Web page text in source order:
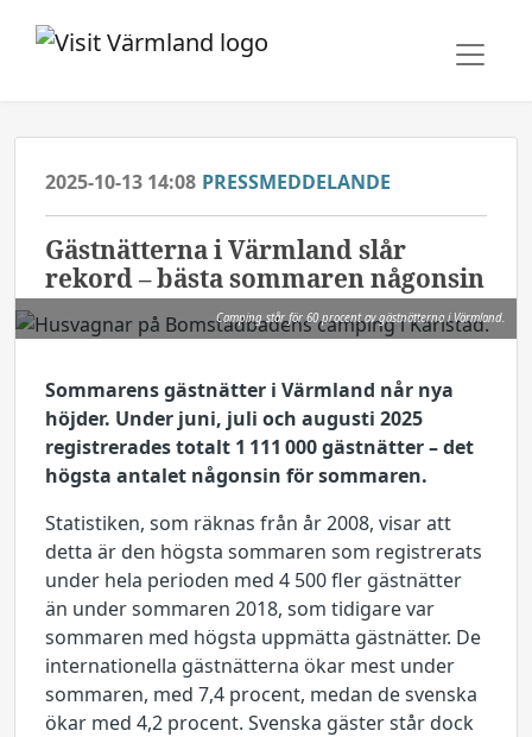
2025-10-13 14:08 PRESSMEDDELANDE
Gästnätterna i Värmland slår
rekord – bästa sommaren någonsin
Camping står för 60 procent av gästnätterna i Värmland.
Sommarens gästnätter i Värmland når nya
höjder. Under juni, juli och augusti 2025
registrerades totalt 1 111 000 gästnätter – det
högsta antalet någonsin för sommaren.
Statistiken, som räknas från år 2008, visar att
detta är den högsta sommaren som registrerats
under hela perioden med 4 500 fler gästnätter
än under sommaren 2018, som tidigare var
sommaren med högsta uppmätta gästnätter. De
internationella gästnätterna ökar mest under
sommaren, med 7,4 procent, medan de svenska
ökar med 4,2 procent. Svenska gäster står dock